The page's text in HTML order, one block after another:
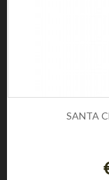
SANTA
0